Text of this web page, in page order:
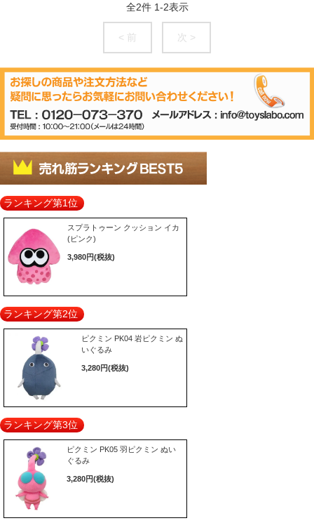
全2件 1-2表示
< 前 次 >
ランキング第1位
スプラトゥーン クッション イカ
(ピンク)
3,980円(税抜)
ランキング第2位
ピクミン PK04 岩ピクミン ぬ
いぐるみ
3,280円(税抜)
ランキング第3位
ピクミン PK05 羽ピクミン ぬい
ぐるみ
3,280円(税抜)